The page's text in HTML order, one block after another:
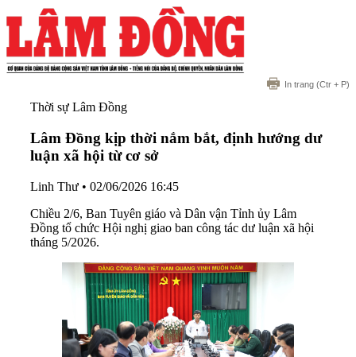
In trang (Ctr + P)
Thời sự Lâm Đồng
Lâm Đồng kịp thời nắm bắt, định hướng dư
luận xã hội từ cơ sở
Linh Thư • 02/06/2026 16:45
Chiều 2/6, Ban Tuyên giáo và Dân vận Tỉnh ủy Lâm
Đồng tổ chức Hội nghị giao ban công tác dư luận xã hội
tháng 5/2026.